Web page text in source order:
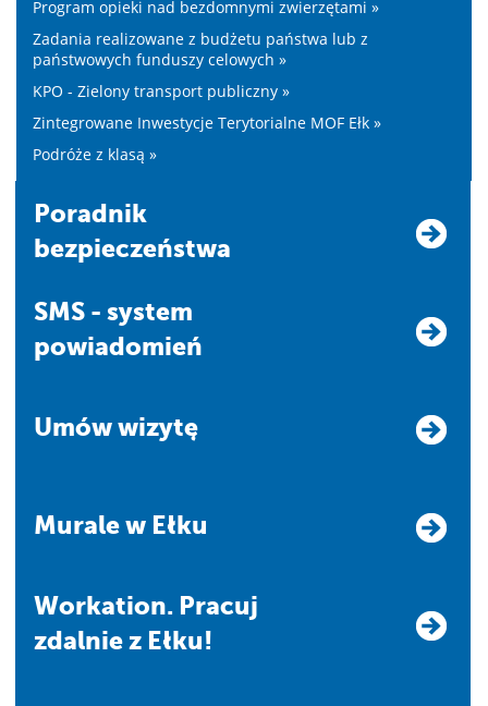
Program opieki nad bezdomnymi zwierzętami »
Zadania realizowane z budżetu państwa lub z
państwowych funduszy celowych »
KPO - Zielony transport publiczny »
Zintegrowane Inwestycje Terytorialne MOF Ełk »
Podróże z klasą »
Poradnik
bezpieczeństwa
SMS - system
powiadomień
Umów wizytę
Murale w Ełku
Workation. Pracuj
zdalnie z Ełku!